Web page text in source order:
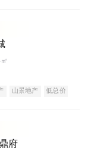
山景地产 低总价
府